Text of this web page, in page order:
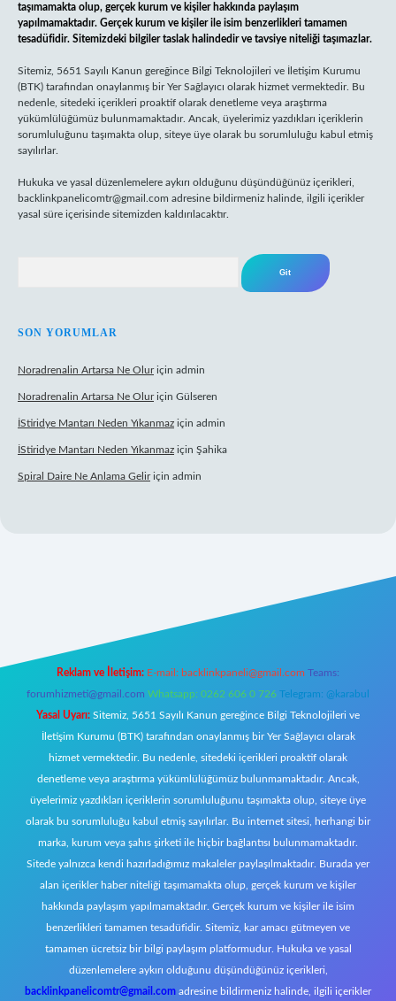
taşımamakta olup, gerçek kurum ve kişiler hakkında paylaşım
yapılmamaktadır. Gerçek kurum ve kişiler ile isim benzerlikleri tamamen
tesadüfidir. Sitemizdeki bilgiler taslak halindedir ve tavsiye niteliği taşımazlar.
Sitemiz, 5651 Sayılı Kanun gereğince Bilgi Teknolojileri ve İletişim Kurumu
(BTK) tarafından onaylanmış bir Yer Sağlayıcı olarak hizmet vermektedir. Bu
nedenle, sitedeki içerikleri proaktif olarak denetleme veya araştırma
yükümlülüğümüz bulunmamaktadır. Ancak, üyelerimiz yazdıkları içeriklerin
sorumluluğunu taşımakta olup, siteye üye olarak bu sorumluluğu kabul etmiş
sayılırlar.
Hukuka ve yasal düzenlemelere aykırı olduğunu düşündüğünüz içerikleri,
backlinkpanelicomtr@gmail.com adresine bildirmeniz halinde, ilgili içerikler
yasal süre içerisinde sitemizden kaldırılacaktır.
SON YORUMLAR
Noradrenalin Artarsa Ne Oluriçin admin
Noradrenalin Artarsa Ne Oluriçin Gülseren
İStiridye Mantarı Neden Yıkanmaz için admin
İStiridye Mantarı Neden Yıkanmaz için Şahika
Spiral Daire Ne Anlama Geliriçin admin
Reklam ve İletişim: E-mail: backlinkpaneli@gmail.com Teams:
forumhizmeti@gmail.com Whatsapp: 0262 606 0 726 Telegram: @karabul
Yasal Uyarı: Sitemiz, 5651 Sayılı Kanun gereğince Bilgi Teknolojileri ve
İletişim Kurumu (BTK) tarafından onaylanmış bir Yer Sağlayıcı olarak
hizmet vermektedir. Bu nedenle, sitedeki içerikleri proaktif olarak
denetleme veya araştırma yükümlülüğümüz bulunmamaktadır. Ancak,
üyelerimiz yazdıkları içeriklerin sorumluluğunu taşımakta olup, siteye üye
olarak bu sorumluluğu kabul etmiş sayılırlar. Bu internet sitesi, herhangi bir
marka, kurum veya şahıs şirketi ile hiçbir bağlantısı bulunmamaktadır.
Sitede yalnızca kendi hazırladığımız makaleler paylaşılmaktadır. Burada yer
alan içerikler haber niteliği taşımamakta olup, gerçek kurum ve kişiler
hakkında paylaşım yapılmamaktadır. Gerçek kurum ve kişiler ile isim
benzerlikleri tamamen tesadüfidir. Sitemiz, kar amacı gütmeyen ve
tamamen ücretsiz bir bilgi paylaşım platformudur. Hukuka ve yasal
düzenlemelere aykırı olduğunu düşündüğünüz içerikleri,
backlinkpanelicomtr@gmail.com adresine bildirmeniz halinde, ilgili içerikler